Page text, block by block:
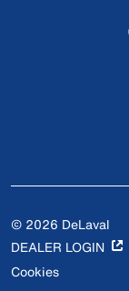
© 2026 DeLaval
DEALER LOGIN
Cookies